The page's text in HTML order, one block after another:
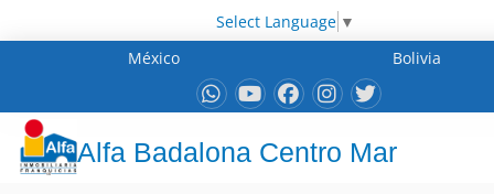
Select Language ▼
México
Bolivia
Alfa Badalona Centro Mar